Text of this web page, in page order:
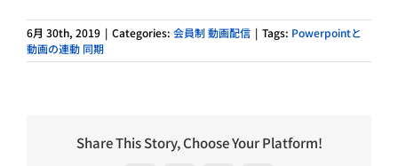
6月 30th, 2019 | Categories: 会員制 動画配信 | Tags: Powerpointと
動画の連動 同期
Share This Story, Choose Your Platform!